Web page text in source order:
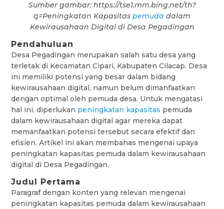
Sumber gambar: https://tse1.mm.bing.net/th?
q=Peningkatan Kapasitas pemuda dalam
Kewirausahaan Digital di Desa Pegadingan
Pendahuluan
Desa Pegadingan merupakan salah satu desa yang
terletak di Kecamatan Cipari, Kabupaten Cilacap. Desa
ini memiliki potensi yang besar dalam bidang
kewirausahaan digital, namun belum dimanfaatkan
dengan optimal oleh pemuda desa. Untuk mengatasi
hal ini, diperlukan peningkatan kapasitas pemuda
dalam kewirausahaan digital agar mereka dapat
memanfaatkan potensi tersebut secara efektif dan
efisien. Artikel ini akan membahas mengenai upaya
peningkatan kapasitas pemuda dalam kewirausahaan
digital di Desa Pegadingan.
Judul Pertama
Paragraf dengan konten yang relevan mengenai
peningkatan kapasitas pemuda dalam kewirausahaan